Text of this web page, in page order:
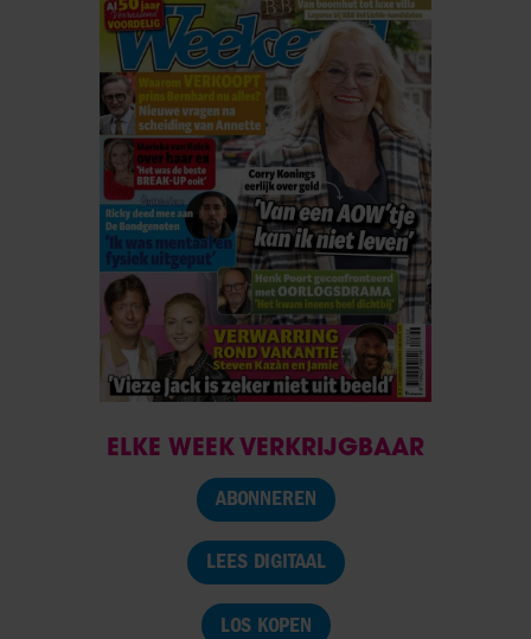
ELKE WEEK VERKRIJGBAAR
ABONNEREN
LEES DIGITAAL
LOS KOPEN